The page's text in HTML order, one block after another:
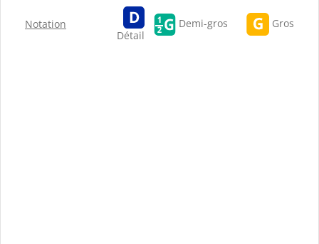
Notation
Détail
Demi-gros Gros